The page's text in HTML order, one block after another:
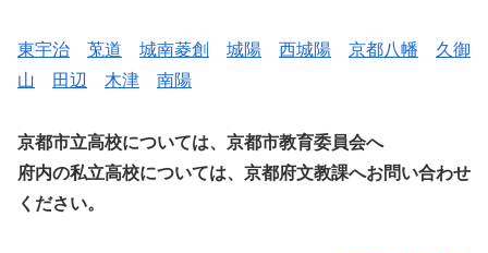
東宇治 莵道 城南菱創 城陽 西城陽 京都八幡
久御
山
田辺 木津 南陽
京都市立高校については、京都市教育委員会へ
府内の私立高校については、京都府文教課へお問い合わせ
ください。